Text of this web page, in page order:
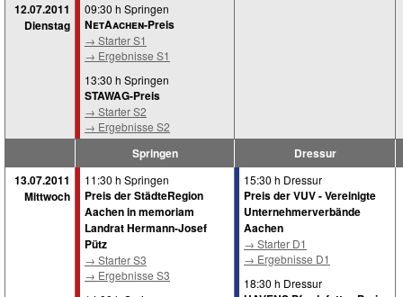
12.07.2011
Dienstag
09:30 h Springen
NetAachen-Preis
→ Starter S1
→ Ergebnisse S1
13:30 h Springen
STAWAG-Preis
→ Starter S2
→ Ergebnisse S2
Springen
Dressur
13.07.2011
Mittwoch
11:30 h Springen
Preis der StädteRegion
Aachen in memoriam
Landrat Hermann-Josef
Pütz
→ Starter S3
→ Ergebnisse S3
15:30 h Dressur
Preis der VUV - Vereinigte
Unternehmerverbände
Aachen
→ Starter D1
→ Ergebnisse D1
18:30 h Dressur